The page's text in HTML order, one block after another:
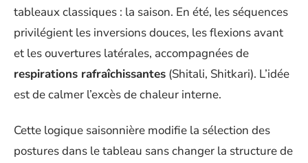
tableaux classiques : la saison. En été, les séquences
privilégient les inversions douces, les flexions avant
et les ouvertures latérales, accompagnées de
respirations rafraîchissantes (Shitali, Shitkari). L’idée
est de calmer l’excès de chaleur interne.
Cette logique saisonnière modifie la sélection des
postures dans le tableau sans changer la structure de